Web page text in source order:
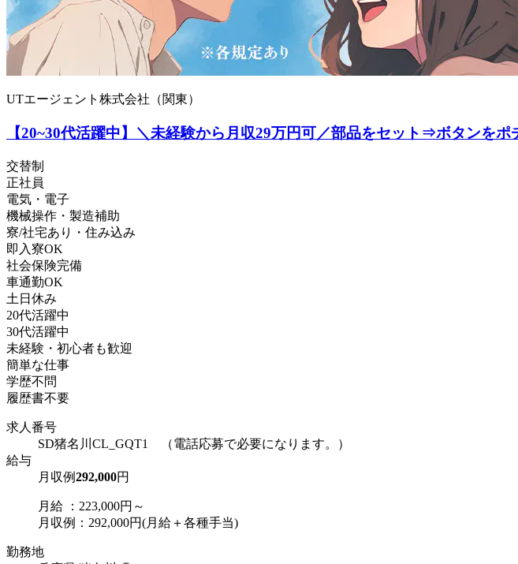
UTエージェント株式会社（関東）
【20~30代活躍中】＼未経験から月収29万円可／部品をセット⇒ボタンを
交替制
正社員
電気・電子
機械操作・製造補助
寮/社宅あり・住み込み
即入寮OK
社会保険完備
車通勤OK
土日休み
20代活躍中
30代活躍中
未経験・初心者も歓迎
簡単な仕事
学歴不問
履歴書不要
求人番号
SD猪名川CL_GQT1 （電話応募で必要になります。）
給与
月収例292,000円
月給 ：223,000円～
月収例：292,000円(月給＋各種手当)
勤務地